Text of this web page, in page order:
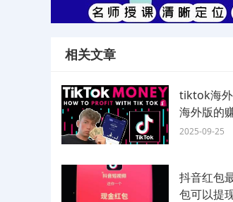
相关文章
tiktok海
海外版的
2025-09-25
抖音红包
包可以提